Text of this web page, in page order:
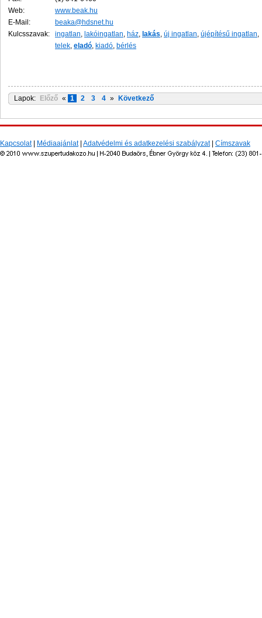
Web:
www.beak.hu
E-Mail:
beaka@hdsnet.hu
Kulcsszavak:
ingatlan, lakóingatlan, ház, lakás, új ingatlan, újépítésű ingatlan,
telek, eladó, kiadó, bérlés
Lapok: Előző « 1 2 3 4 » Következő
Kapcsolat| Médiaajánlat| Adatvédelmi és adatkezelési szabályzat| Címszavak